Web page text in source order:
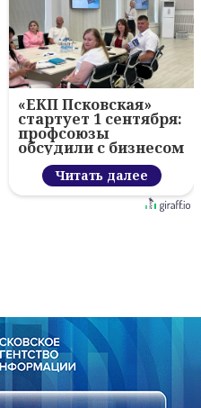
«ЕКП Псковская»
стартует 1 сентября:
профсоюзы
обсудили с бизнесом
новый цифровой
проектЧитать далее